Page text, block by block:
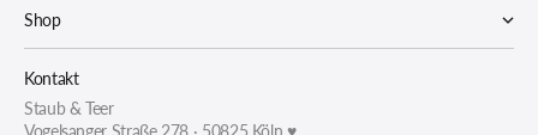
Shop
Kontakt
Staub & Teer
Vogelsanger Straße 278 · 50825 Köln ♥